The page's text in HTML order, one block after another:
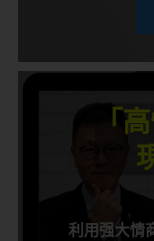
「
利用强大情